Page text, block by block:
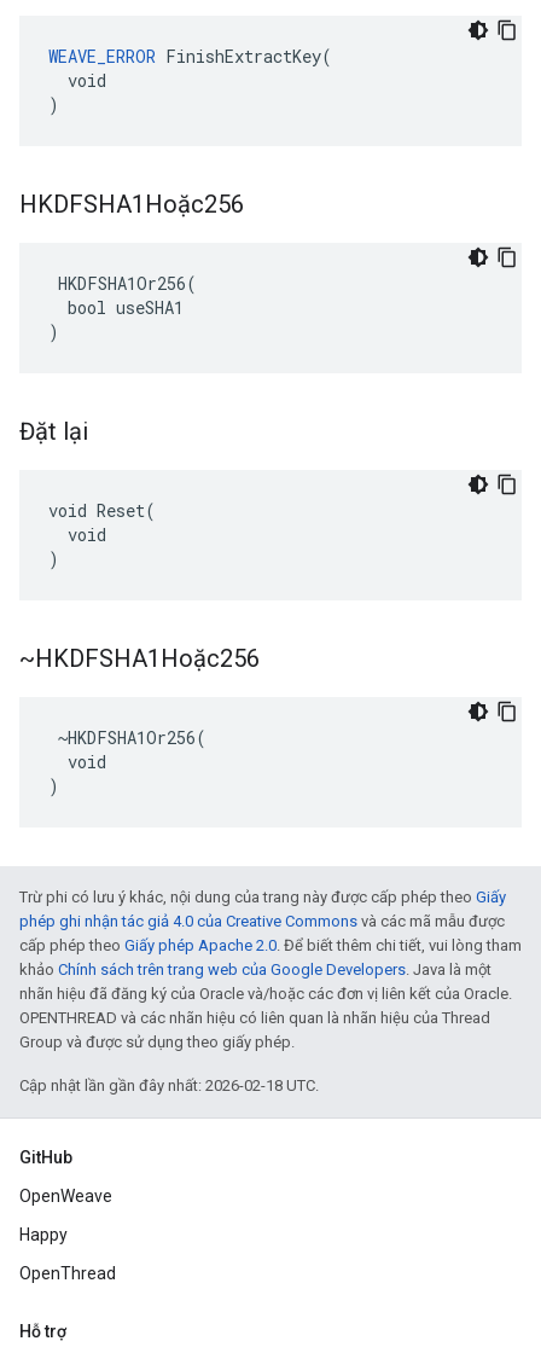
WEAVE_ERROR FinishExtractKey(
  void
)
HKDFSHA1Hoặc256
HKDFSHA1Or256(
  bool useSHA1
)
Đặt lại
void Reset(
  void
)
~HKDFSHA1Hoặc256
~HKDFSHA1Or256(
  void
)
Trừ phi có lưu ý khác, nội dung của trang này được cấp phép theo Giấy
phép ghi nhận tác giả 4.0 của Creative Commons và các mã mẫu được
cấp phép theo Giấy phép Apache 2.0. Để biết thêm chi tiết, vui lòng tham
khảo Chính sách trên trang web của Google Developers. Java là một
nhãn hiệu đã đăng ký của Oracle và/hoặc các đơn vị liên kết của Oracle.
OPENTHREAD và các nhãn hiệu có liên quan là nhãn hiệu của Thread
Group và được sử dụng theo giấy phép.
Cập nhật lần gần đây nhất: 2026-02-18 UTC.
GitHub
OpenWeave
Happy
OpenThread
Hỗ trợ